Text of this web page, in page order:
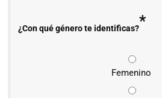
¿Con qué género te identificas?*
Femenino